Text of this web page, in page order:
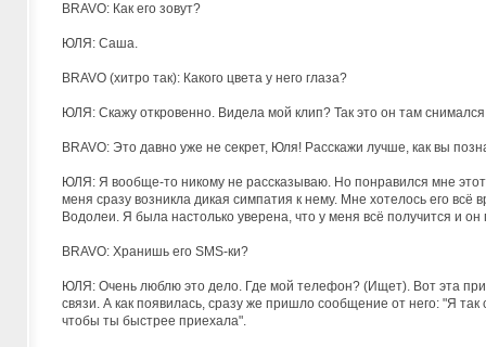
BRAVO: Как его зовут?
ЮЛЯ: Саша.
BRAVO (хитро так): Какого цвета у него глаза?
ЮЛЯ: Скажу откровенно. Видела мой клип? Так это он там
BRAVO: Это давно уже не секрет, Юля! Расскажи лучше, как вы
ЮЛЯ: Я вообще-то никому не рассказываю. Но понравился мне
меня сразу возникла дикая симпатия к нему. Мне хотелось его
Водолеи. Я была настолько уверена, что у меня всё получится и
BRAVO: Хранишь его SMS-ки?
ЮЛЯ: Очень люблю это дело. Где мой телефон? (Ищет). Вот эта
связи. А как появилась, сразу же пришло сообщение от него: "Я
чтобы ты быстрее приехала".